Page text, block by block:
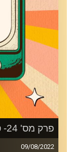
חשמל
שיר
המיליניום 1999)
שושנת
קרדיט תמונות:
פרק מס' 24- ספיישל שירי דיסני!
09/08/2022